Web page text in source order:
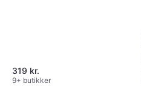
319 kr.
9+ butikker